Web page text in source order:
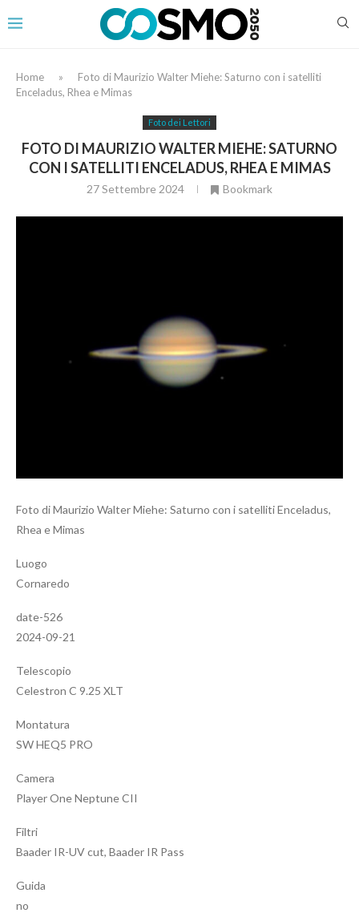
Home »
Foto di Maurizio Walter Miehe: Saturno con i satelliti
Enceladus, Rhea e Mimas
Foto dei Lettori
FOTO DI MAURIZIO WALTER MIEHE: SATURNO
CON I SATELLITI ENCELADUS, RHEA E MIMAS
27 Settembre 2024 Bookmark
Foto di Maurizio Walter Miehe: Saturno con i satelliti Enceladus,
Rhea e Mimas
Luogo
Cornaredo
date-526
2024-09-21
Telescopio
Celestron C 9.25 XLT
Montatura
SW HEQ5 PRO
Camera
Player One Neptune CII
Filtri
Baader IR-UV cut, Baader IR Pass
Guida
no